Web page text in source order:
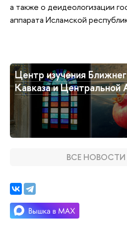
а также о деидеологизации
аппарата Исламской
Центр изучения
Кавказа и Центральной
ВСЕ